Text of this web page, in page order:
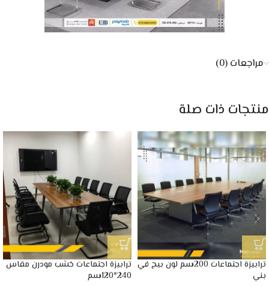
مراجعات (0)
منتجات ذات صلة
ترابيزة اجتماعات 200سم لون بيج في
بني
ترابيزة اجتماعات خشب مودرن مقاس
240*120سم